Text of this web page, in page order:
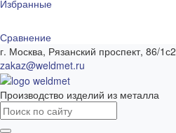
Избранные
Сравнение
г. Москва, Рязанский проспект, 86/1с2
zakaz@weldmet.ru
Производство изделий из металла